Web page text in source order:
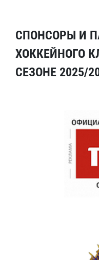
СПОНСОРЫ И
ХОККЕЙНОГО
СЕЗОНЕ 2025/